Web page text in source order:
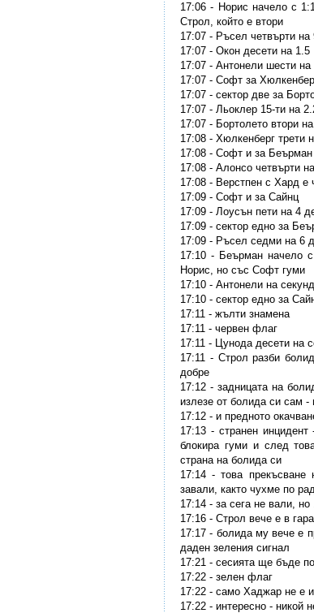
17:06 - Норис начело с
Строл, който е втори
17:07 - Ръсел четвърти на
17:07 - Окон десети на 1.5
17:07 - Антонели шести
17:07 - Софт за
17:07 - сектор две за
17:07 - Льоклер 15-ти на
17:07 - Бортолето втори
17:08 - Хюлкенберг
17:08 - Софт и за Беърман
17:08 - Алонсо четвърти
17:08 - Верстпен с Хард е
17:09 - Софт и за Сайнц
17:09 - Лоусън пети на 4
17:09 - сектор едно за
17:09 - Ръсел седми на 6
17:10 - Беърман начело
Норис, но със Софт гуми
17:10 - Антонели на
17:10 - сектор едно за
17:11 - жълти знамена
17:11 - червен флаг
17:11 - Цунода десети на
17:11 - Строл разби
добре
17:12 - задницата на
излезе от болида си сам -
17:12 - и предното
17:13 - странен
блокира гуми и след
страна на болида си
17:14 - това
завали, както чухме по
17:14 - за сега не вали,
17:16 - Строл вече е в
17:17 - болида му вече е
даден зеления сигнал
17:21 - сесията ще бъде
17:22 - зелен флаг
17:22 - само Хаджар не е
17:22 - интересно - никой